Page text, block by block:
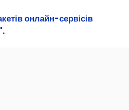
онлайн-сервісів
.